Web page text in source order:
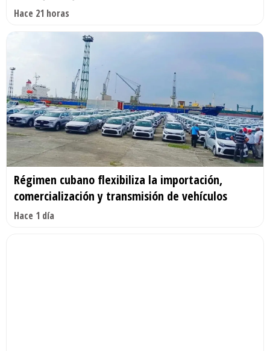
Hace 21 horas
Régimen cubano flexibiliza la importación,
comercialización y transmisión de vehículos
Hace 1 día